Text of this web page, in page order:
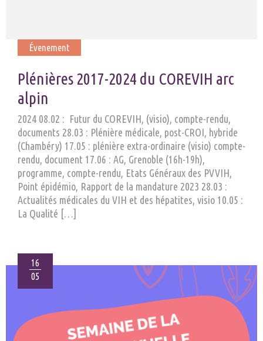
Évenement
Plénières 2017-2024 du COREVIH arc
alpin
2024 08.02 : Futur du COREVIH, (visio), compte-rendu,
documents 28.03 : Plénière médicale, post-CROI, hybride
(Chambéry) 17.05 : plénière extra-ordinaire (visio) compte-
rendu, document 17.06 : AG, Grenoble (16h-19h),
programme, compte-rendu, Etats Généraux des PVVIH,
Point épidémio, Rapport de la mandature 2023 28.03 :
Actualités médicales du VIH et des hépatites, visio 10.05 :
La Qualité […]
16
05